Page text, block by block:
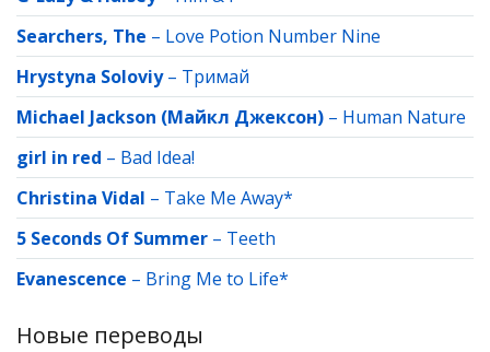
Searchers, The – Love Potion Number Nine
Hrystyna Soloviy– Тримай
Michael Jackson (Майкл Джексон) – Human Nature
girl in red – Bad Idea!
Christina Vidal – Take Me Away*
5 Seconds Of Summer – Teeth
Evanescence – Bring Me to Life*
Новые переводы